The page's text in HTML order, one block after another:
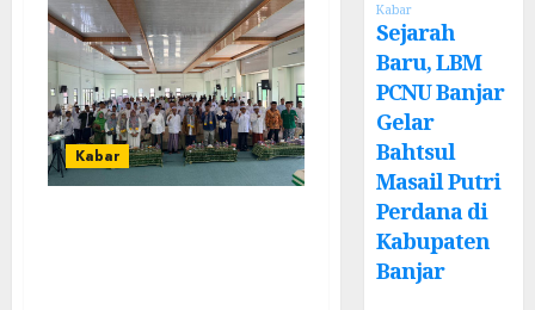
Kabar
Kabar
Sejarah
Baru, LBM
PCNU Banjar
Gelar
Bahtsul
Masail Putri
Perdana di
Kabupaten
Banjar